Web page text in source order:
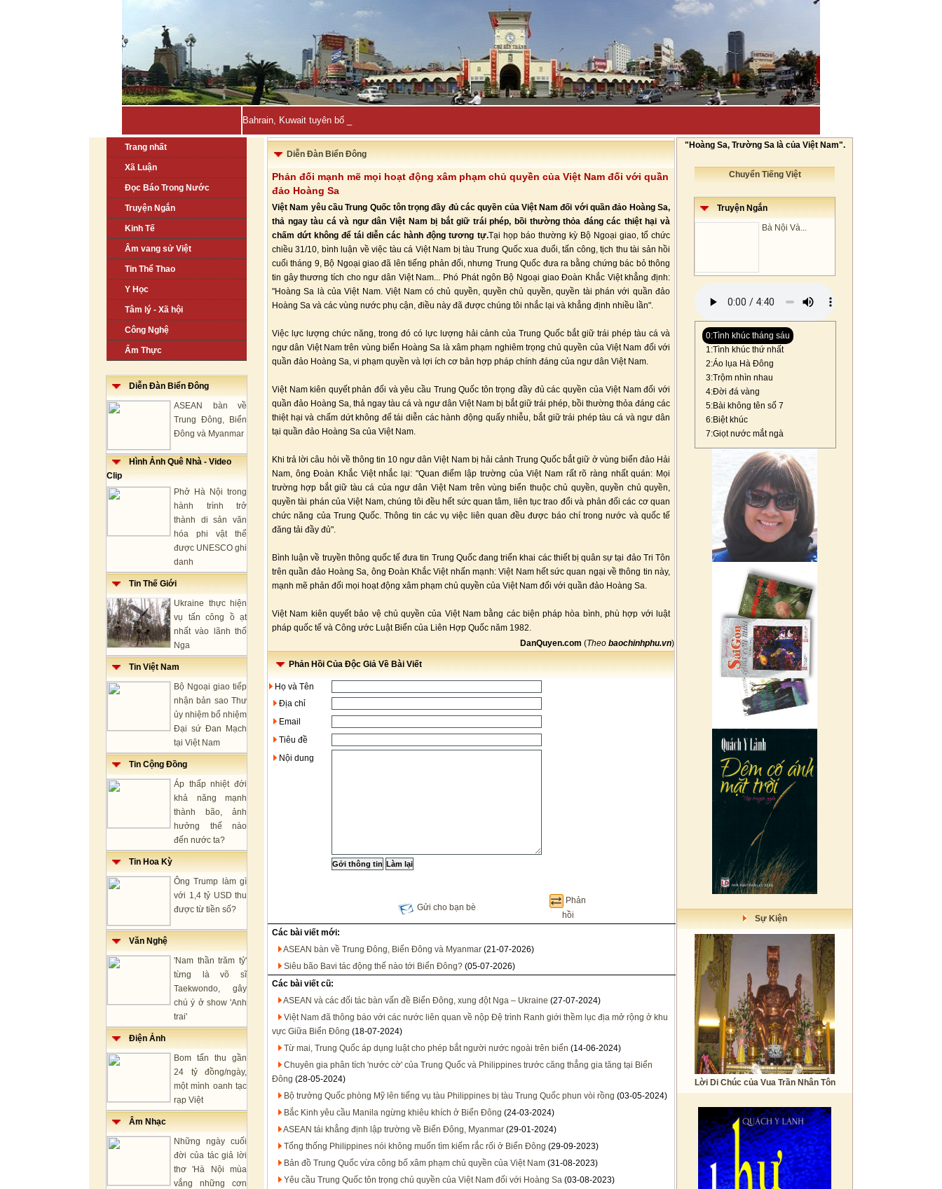
Bahrain, Kuwait tuyên bố đẩy lùi hàng loạt cuộc t_
Trang nhất
Xã Luận
Đọc Báo Trong Nước
Truyện Ngắn
Kinh Tế
Âm vang sử Việt
Tin Thể Thao
Y Học
Tâm lý - Xã hội
Công Nghệ
Ẩm Thực
Diễn Đàn Biển Đông
ASEAN bàn về
Trung Đông, Biển
Đông và Myanmar
Hình Ảnh Quê Nhà - Video
Clip
Phở Hà Nội trong
hành trình trở
thành di sản văn
hóa phi vật thể
được UNESCO ghi
danh
Tin Thế Giới
Ukraine thực hiện
vụ tấn công ồ ạt
nhất vào lãnh thổ
Nga
Tin Việt Nam
Bộ Ngoại giao tiếp
nhận bản sao Thư
ủy nhiệm bổ nhiệm
Đại sứ Đan Mạch
tại Việt Nam
Tin Cộng Đồng
Áp thấp nhiệt đới
khả năng mạnh
thành bão, ảnh
hưởng thế nào
đến nước ta?
Tin Hoa Kỳ
Ông Trump làm gì
với 1,4 tỷ USD thu
được từ tiền số?
Văn Nghệ
'Nam thần trăm tỷ'
từng là võ sĩ
Taekwondo, gây
chú ý ở show 'Anh
trai'
Điện Ảnh
Bom tấn thu gần
24 tỷ đồng/ngày,
một mình oanh tạc
rạp Việt
Âm Nhạc
Những ngày cuối
đời của tác giả lời
thơ 'Hà Nội mùa
vắng những cơn
Diễn Đàn Biển Đông
Phản đối mạnh mẽ mọi hoạt động xâm phạm chủ quyền của Việt Nam đối với quần
đảo Hoàng Sa
Việt Nam yêu cầu Trung Quốc tôn trọng đầy đủ các quyền của Việt Nam đối với quần đảo Hoàng Sa,
thả ngay tàu cá và ngư dân Việt Nam bị bắt giữ trái phép, bồi thường thỏa đáng các thiệt hại và
chấm dứt không để tái diễn các hành động tương tự.Tại họp báo thường kỳ Bộ Ngoại giao, tổ chức
chiều 31/10, bình luận về việc tàu cá Việt Nam bị tàu Trung Quốc xua đuổi, tấn công, tịch thu tài sản hồi
cuối tháng 9, Bộ Ngoại giao đã lên tiếng phản đối, nhưng Trung Quốc đưa ra bằng chứng bác bỏ thông
tin gây thương tích cho ngư dân Việt Nam... Phó Phát ngôn Bộ Ngoại giao Đoàn Khắc Việt khẳng định:
"Hoàng Sa là của Việt Nam. Việt Nam có chủ quyền, quyền chủ quyền, quyền tài phán với quần đảo
Hoàng Sa và các vùng nước phụ cận, điều này đã được chúng tôi nhắc lại và khẳng định nhiều lần".
Việc lực lượng chức năng, trong đó có lực lượng hải cảnh của Trung Quốc bắt giữ trái phép tàu cá và
ngư dân Việt Nam trên vùng biển Hoàng Sa là xâm phạm nghiêm trọng chủ quyền của Việt Nam đối với
quần đảo Hoàng Sa, vi phạm quyền và lợi ích cơ bản hợp pháp chính đáng của ngư dân Việt Nam.
Việt Nam kiên quyết phản đối và yêu cầu Trung Quốc tôn trọng đầy đủ các quyền của Việt Nam đối với
quần đảo Hoàng Sa, thả ngay tàu cá và ngư dân Việt Nam bị bắt giữ trái phép, bồi thường thỏa đáng các
thiệt hại và chấm dứt không để tái diễn các hành động quấy nhiễu, bắt giữ trái phép tàu cá và ngư dân
tại quần đảo Hoàng Sa của Việt Nam.
Khi trả lời câu hỏi về thông tin 10 ngư dân Việt Nam bị hải cảnh Trung Quốc bắt giữ ở vùng biển đảo Hải
Nam, ông Đoàn Khắc Việt nhắc lại: "Quan điểm lập trường của Việt Nam rất rõ ràng nhất quán: Mọi
trường hợp bắt giữ tàu cá của ngư dân Việt Nam trên vùng biển thuộc chủ quyền, quyền chủ quyền,
quyền tài phán của Việt Nam, chúng tôi đều hết sức quan tâm, liên tục trao đổi và phản đối các cơ quan
chức năng của Trung Quốc. Thông tin các vụ việc liên quan đều được báo chí trong nước và quốc tế
đăng tải đầy đủ".
Bình luận về truyền thông quốc tế đưa tin Trung Quốc đang triển khai các thiết bị quân sự tại đảo Tri Tôn
trên quần đảo Hoàng Sa, ông Đoàn Khắc Việt nhấn mạnh: Việt Nam hết sức quan ngại về thông tin này,
mạnh mẽ phản đối mọi hoạt động xâm phạm chủ quyền của Việt Nam đối với quần đảo Hoàng Sa.
Việt Nam kiên quyết bảo vệ chủ quyền của Việt Nam bằng các biện pháp hòa bình, phù hợp với luật
pháp quốc tế và Công ước Luật Biển của Liên Hợp Quốc năm 1982.
DanQuyen.com (Theo baochinhphu.vn)
Phản Hồi Của Độc Giả Về Bài Viết
Họ và Tên
Địa chỉ
Email
Tiêu đề
Nội dung
Gửi cho bạn bè
Phản
hồi
Các bài viết mới:
ASEAN bàn về Trung Đông, Biển Đông và Myanmar (21-07-2026)
Siêu bão Bavi tác động thế nào tới Biển Đông? (05-07-2026)
Các bài viết cũ:
ASEAN và các đối tác bàn vấn đề Biển Đông, xung đột Nga – Ukraine (27-07-2024)
Việt Nam đã thông báo với các nước liên quan về nộp Đệ trình Ranh giới thềm lục địa mở rộng ở khu
vực Giữa Biển Đông (18-07-2024)
Từ mai, Trung Quốc áp dụng luật cho phép bắt người nước ngoài trên biển (14-06-2024)
Chuyên gia phân tích 'nước cờ' của Trung Quốc và Philippines trước căng thẳng gia tăng tại Biển
Đông (28-05-2024)
Bộ trưởng Quốc phòng Mỹ lên tiếng vụ tàu Philippines bị tàu Trung Quốc phun vòi rồng (03-05-2024)
Bắc Kinh yêu cầu Manila ngừng khiêu khích ở Biển Đông (24-03-2024)
ASEAN tái khẳng định lập trường về Biển Đông, Myanmar (29-01-2024)
Tổng thống Philippines nói không muốn tìm kiếm rắc rối ở Biển Đông (29-09-2023)
Bản đồ Trung Quốc vừa công bố xâm phạm chủ quyền của Việt Nam (31-08-2023)
Yêu cầu Trung Quốc tôn trọng chủ quyền của Việt Nam đối với Hoàng Sa (03-08-2023)
"Hoàng Sa, Trường Sa là của Việt Nam".
Chuyển Tiếng Việt
Truyện Ngắn
Bà Nội Và...
0:Tình khúc tháng sáu
1:Tình khúc thứ nhất
2:Áo lụa Hà Đông
3:Trộm nhìn nhau
4:Đời đá vàng
5:Bài không tên số 7
6:Biệt khúc
7:Giọt nước mắt ngà
Sự Kiện
Lời Di Chúc của Vua Trần Nhân Tôn